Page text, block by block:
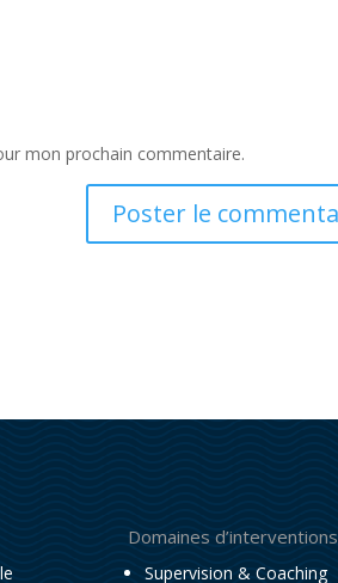
mon prochain commentaire.
Domaines d’interventions
Supervision & Coaching